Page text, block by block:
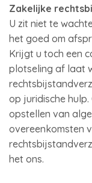
Zakelijke
U zit niet te
het goed om
Krijgt u toch een
plotseling af laat
op juridische
opstellen van
overeenkomsten
het ons.